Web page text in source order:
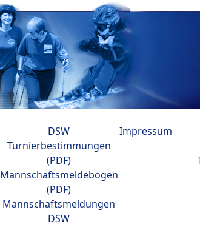
DSW
Turnierbestimmungen
(PDF)
Mannschaftsmeldebogen
(PDF)
Mannschaftsmeldungen
DSW
Impressum